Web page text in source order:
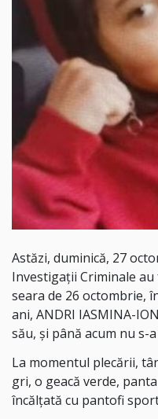
Astăzi, duminică, 27
Investigații Criminale
seara de 26 octombrie,
ani, ANDRI IASMINA-
său, și până acum nu s-
La momentul plecării,
gri, o geacă verde,
încălțată cu pantofi